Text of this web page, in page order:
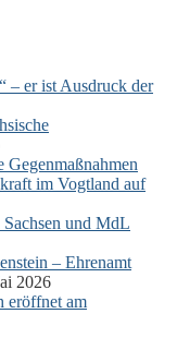
– er ist Ausdruck der
im Vogtland auf
und MdL
– Ehrenamt
2026
eröffnet am